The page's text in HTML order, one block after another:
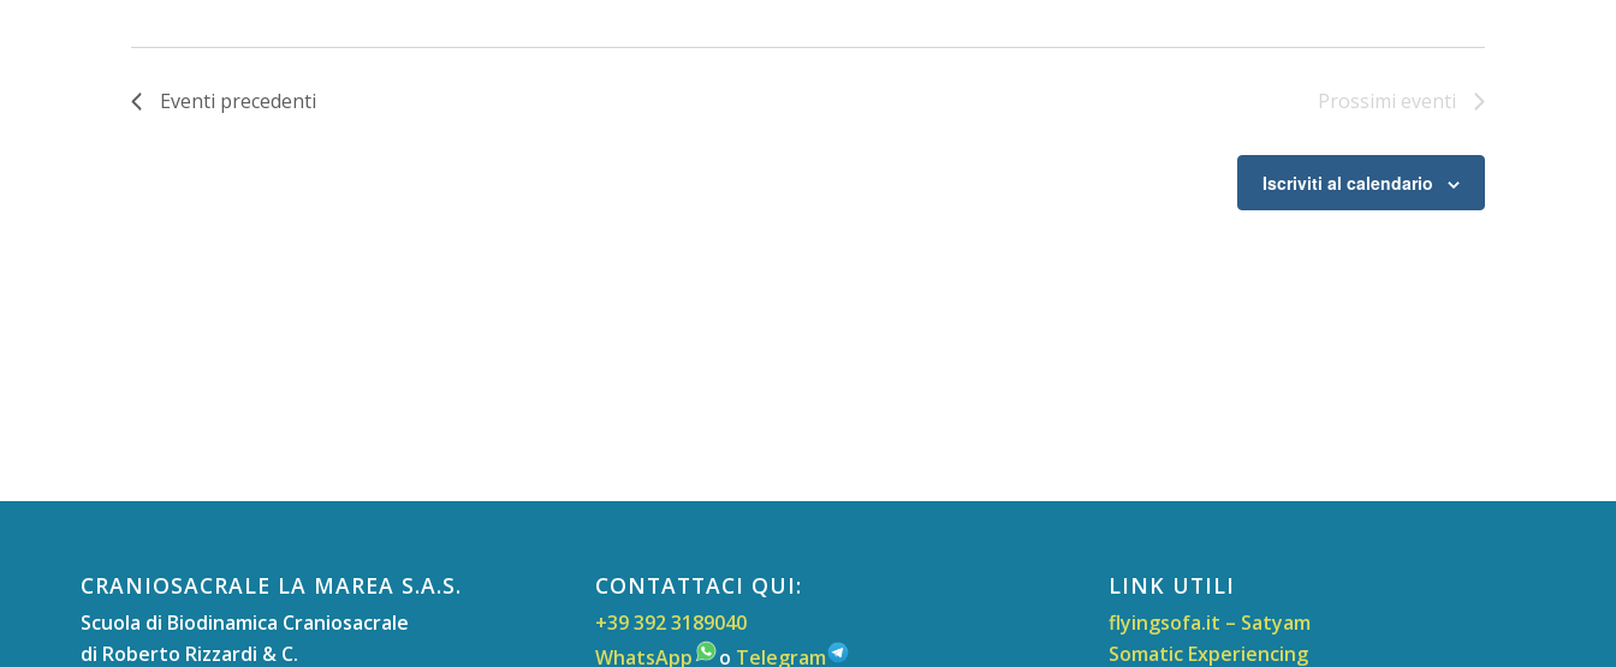
Eventi precedenti Prossimi eventi
Iscriviti al calendario
CRANIOSACRALE LA MAREA S.A.S.
Scuola di Biodinamica Craniosacrale
di Roberto Rizzardi & C.
CONTATTACI QUI:
+39 392 3189040
WhatsApp
o Telegram
LINK UTILI
flyingsofa.it – Satyam
Somatic Experiencing